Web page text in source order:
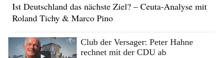
Ist Deutschland das nächste Ziel? – Ceuta-Analyse mit
Roland Tichy & Marco Pino
Club der Versager: Peter Hahne
rechnet mit der CDU ab